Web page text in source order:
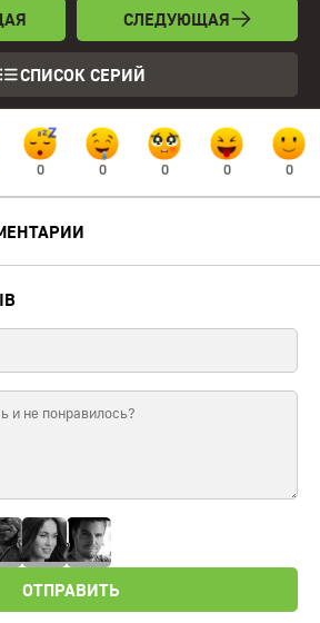
СПИСОК СЕРИЙ
СЛЕДУЮЩАЯ
0 0 0 0 0
ОТПРАВИТЬ